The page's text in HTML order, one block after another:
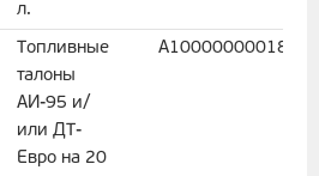
л.
Топливные
талоны
АИ-95 и/
или ДТ-
Евро на 20